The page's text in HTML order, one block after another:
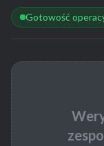
Gotowość